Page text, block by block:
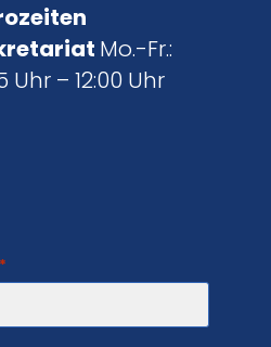
Mo.-Fr.:
Uhr – 12:00 Uhr
*